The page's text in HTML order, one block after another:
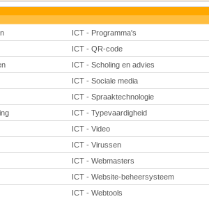
ICT - Programma's
ICT - QR-code
ICT - Scholing en advies
ICT - Sociale media
ICT - Spraaktechnologie
ICT - Typevaardigheid
ICT - Video
ICT - Virussen
ICT - Webmasters
ICT - Website-beheersysteem
ICT - Webtools